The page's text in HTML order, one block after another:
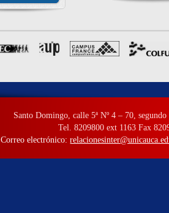
Santo Domingo, calle 5ª Nº 4 – 70, segundo
Tel. 8209800 ext 1163 Fax
Correo electrónico: